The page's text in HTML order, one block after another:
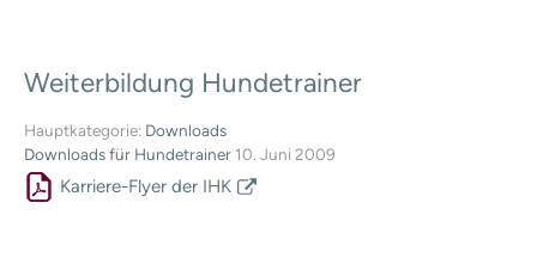
Prüferliste
Schulhund mit IHK-Zertifikat
Praxisbetriebe
Schulhundkarten
Weiterbildung Hundetrainer
Hauptkategorie: Downloads
Downloads für Hundetrainer 10. Juni 2009
Karriere-Flyer der IHK